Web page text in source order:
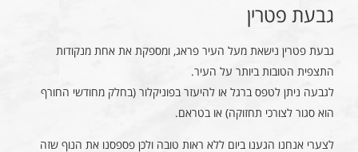
גבעת פטרין
גבעת פטרין נישאת מעל העיר פראג, ומספקת את אחת מנקודות
התצפית הטובות ביותר על העיר.
לגבעה ניתן לטפס ברגל או להיעזר בפוניקלור (בחלק מחודשי החורף
הוא סגור לצורכי תחזוקה) או בטראם.
לצערי אנחנו הגענו ביום ללא ראות טובה ולכן פספסנו את הנוף שזה